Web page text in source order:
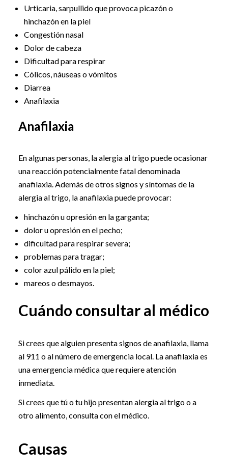
Urticaria, sarpullido que provoca picazón o
hinchazón en la piel
Congestión nasal
Dolor de cabeza
Dificultad para respirar
Cólicos, náuseas o vómitos
Diarrea
Anafilaxia
Anafilaxia
En algunas personas, la alergia al trigo puede ocasionar
una reacción potencialmente fatal denominada
anafilaxia. Además de otros signos y síntomas de la
alergia al trigo, la anafilaxia puede provocar:
hinchazón u opresión en la garganta;
dolor u opresión en el pecho;
dificultad para respirar severa;
problemas para tragar;
color azul pálido en la piel;
mareos o desmayos.
Cuándo consultar al médico
Si crees que alguien presenta signos de anafilaxia, llama
al 911 o al número de emergencia local. La anafilaxia es
una emergencia médica que requiere atención
inmediata.
Si crees que tú o tu hijo presentan alergia al trigo o a
otro alimento, consulta con el médico.
Causas